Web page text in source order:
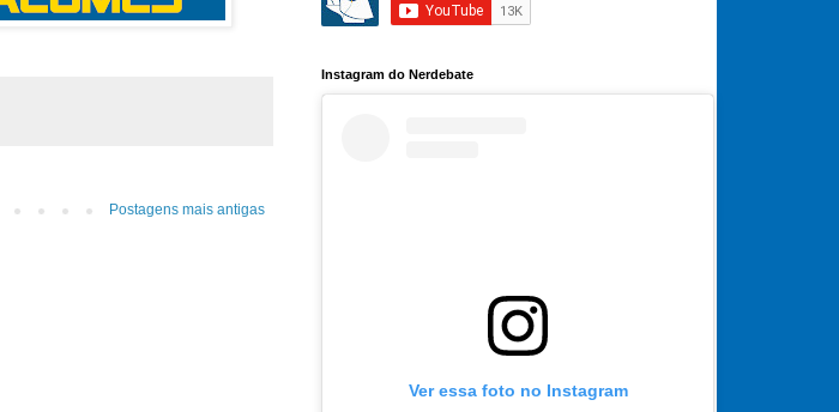
Postagens mais antigas
Instagram do Nerdebate
Ver essa foto no Instagram